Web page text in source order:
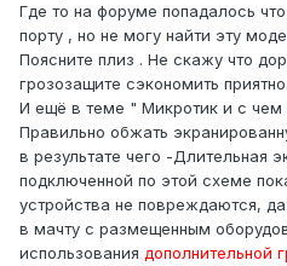
Где то на форуме попадалось
порту , но не могу найти эту
Поясните плиз . Не скажу что
грозозащите сэкономить приятно.
И ещё в теме " Микротик и с чем
Правильно обжать
в результате чего -Длительная
подключенной по этой схеме
устройства не повреждаются,
в мачту с размещенным
использования дополнительной